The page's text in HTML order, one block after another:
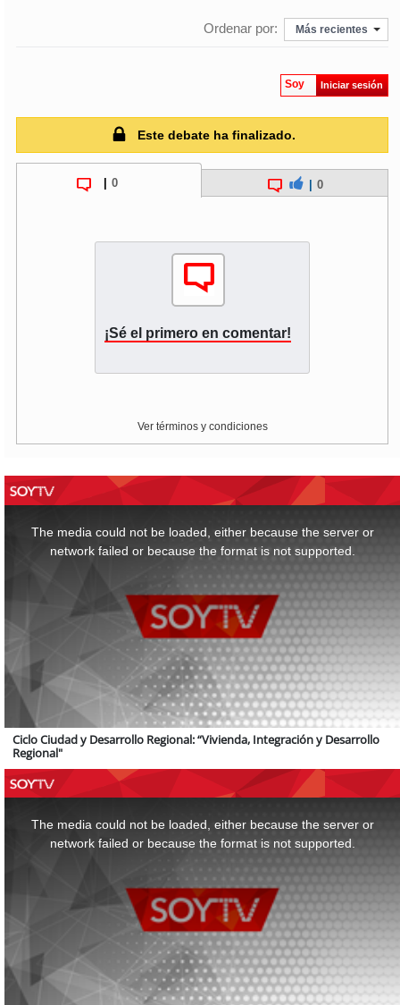
Ordenar por: Más recientes
Soy Iniciar sesión
Este debate ha finalizado.
0 0
¡Sé el primero en comentar!
Ver términos y condiciones
The media could not be loaded, either because the server or
network failed or because the format is not supported.
Ciclo Ciudad y Desarrollo Regional: “Vivienda, Integración y Desarrollo
Regional"
The media could not be loaded, either because the server or
network failed or because the format is not supported.